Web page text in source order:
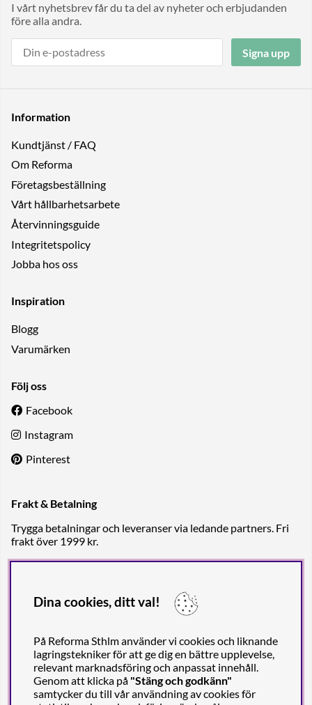
I vårt nyhetsbrev får du ta del av nyheter och erbjudanden
före alla andra.
Signa upp
Information
Kundtjänst / FAQ
Om Reforma
Företagsbeställning
Vårt hållbarhetsarbete
Återvinningsguide
Integritetspolicy
Jobba hos oss
Inspiration
Blogg
Varumärken
Följ oss
Facebook
Instagram
Pinterest
Frakt & Betalning
Trygga betalningar och leveranser via ledande partners. Fri
frakt över 1999 kr.
Dina cookies, ditt val!
På Reforma Sthlm använder vi cookies och liknande
lagringstekniker för att ge dig en bättre upplevelse,
relevant marknadsföring och anpassat innehåll.
Genom att klicka på "Stäng och godkänn"
samtycker du till vår användning av cookies för